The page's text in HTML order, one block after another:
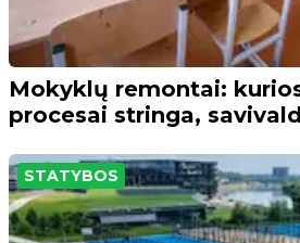
Mokyklų remontai:
procesai stringa,
STATYBOS